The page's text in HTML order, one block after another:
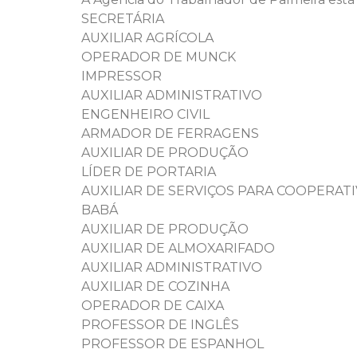
SECRETÁRIA
AUXILIAR AGRÍCOLA
OPERADOR DE MUNCK
IMPRESSOR
AUXILIAR ADMINISTRATIVO
ENGENHEIRO CIVIL
ARMADOR DE FERRAGENS
AUXILIAR DE PRODUÇÃO
LÍDER DE PORTARIA
AUXILIAR DE SERVIÇOS PARA
BABÁ
AUXILIAR DE PRODUÇÃO
AUXILIAR DE ALMOXARIFADO
AUXILIAR ADMINISTRATIVO
AUXILIAR DE COZINHA
OPERADOR DE CAIXA
PROFESSOR DE INGLÊS
PROFESSOR DE ESPANHOL